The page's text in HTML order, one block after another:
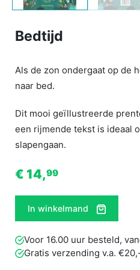
Bedtijd
Als de zon ondergaat op de
naar bed.
Dit mooi geïllustreerde
een rijmende tekst is ideaal
slapengaan.
€ 14,99
In winkelmand
Voor 16.00 uur besteld,
Gratis verzending v.a.